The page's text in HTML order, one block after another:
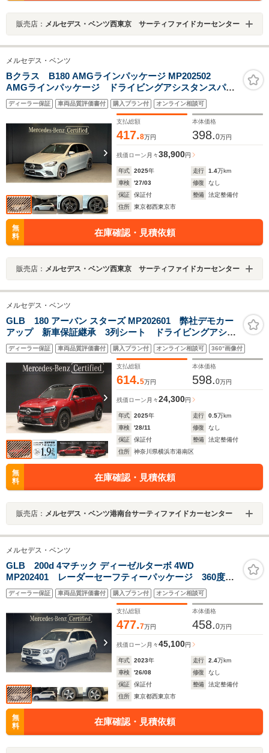
販売店： メルセデス・ベンツ西東京 サーティファイドカーセンター
メルセデス・ベンツ
Bクラス B180 AMGラインパッケージ MP202502
AMGラインパッケージ ドライビングアシスタンスパッ
ケージ スマートキー シートヒーター プライバシー
ガラス デジタルコックピットディスプレイ ワイヤレ
スチャージング アンビエントライト
ディーラー保証 車両品質評価書付 購入プラン付 オンライン相談可
支払総額
417.8万円
本体価格
398.0万円
残価ローン 月々38,900円
年式 2025年 走行 1.4万km
車検
'27/03 修復
なし
保証
保証付 整備
法定整備付
住所
東京都西東京市
無
料
在庫確認・見積依頼
販売店： メルセデス・ベンツ西東京 サーティファイドカーセンター
メルセデス・ベンツ
GLB 180 アーバン スターズ MP202601 弊社デモカー
アップ 新車保証継承 3列シート ドライビングアシス
タンスパッケージ 360°カメラシステム アンビエント
ライト シートヒーター ワイヤレスチャージング
AMGライン キーレスゴー
ディーラー保証 車両品質評価書付 購入プラン付 オンライン相談可 360°画像付
支払総額
614.5万円
本体価格
598.0万円
残価ローン 月々24,300円
年式 2025年 走行 0.5万km
車検
'28/11 修復
なし
保証
保証付 整備
法定整備付
住所
神奈川県横浜市港南区
無
料
在庫確認・見積依頼
販売店： メルセデス・ベンツ港南台サーティファイドカーセンター
メルセデス・ベンツ
GLB 200d 4マチック ディーゼルターボ 4WD
MP202401 レーダーセーフティーパッケージ 360度カ
メラ アンビエントライト 7人乗り ワイヤレスチャー
ジング パワーシート シートヒーター 純正ドライブ
レコーダー テレビ機能
ディーラー保証 車両品質評価書付 購入プラン付 オンライン相談可
支払総額
477.7万円
本体価格
458.0万円
残価ローン 月々45,100円
年式 2023年 走行 2.4万km
車検
'26/08 修復
なし
保証
保証付 整備
法定整備付
住所
東京都西東京市
無
料
在庫確認・見積依頼